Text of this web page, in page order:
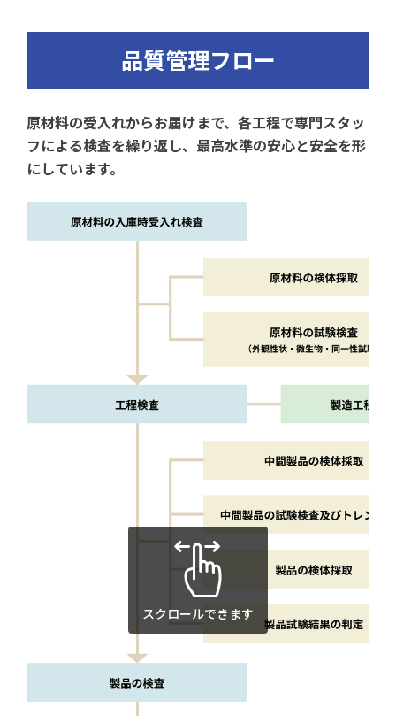
品質管理フロー
原材料の受入れからお届けまで、各工程で専門スタッ
フによる検査を繰り返し、最高水準の安心と安全を形
にしています。
スクロールできます